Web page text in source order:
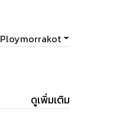
Ploymorrakot
ดูเพิ่มเติม